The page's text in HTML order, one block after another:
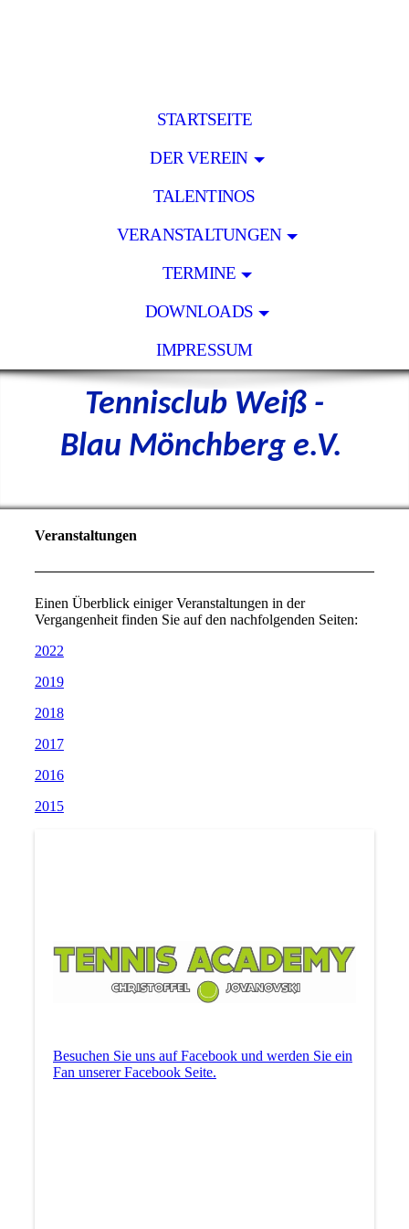
STARTSEITE
DER VEREIN
TALENTINOS
VERANSTALTUNGEN
TERMINE
DOWNLOADS
IMPRESSUM
Tennisclub Weiß -
Blau Mönchberg e.V.
Veranstaltungen
Einen Überblick einiger Veranstaltungen in der
Vergangenheit finden Sie auf den nachfolgenden Seiten:
2022
2019
2018
2017
2016
2015
Besuchen Sie uns auf Facebook und werden Sie ein
Fan unserer Facebook Seite.